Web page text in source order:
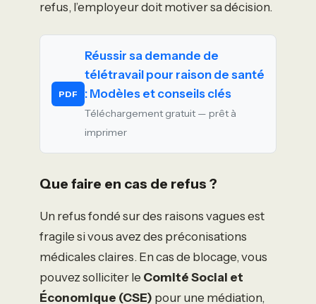
refus, l’employeur doit motiver sa décision.
PDF
Réussir sa demande de
télétravail pour raison de santé
: Modèles et conseils clés
Téléchargement gratuit — prêt à
imprimer
Que faire en cas de refus ?
Un refus fondé sur des raisons vagues est
fragile si vous avez des préconisations
médicales claires. En cas de blocage, vous
pouvez solliciter le Comité Social et
Économique (CSE) pour une médiation,